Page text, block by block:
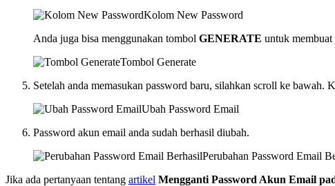
Kolom New Password
Anda juga bisa menggunakan tombol GENERATE untuk
Tombol Generate
Setelah anda memasukan password baru, silahkan scroll ke bawah.
Ubah Password Email
Password akun email anda sudah berhasil diubah.
Perubahan Password Email
Jika ada pertanyaan tentang artikel Mengganti Password Akun Email